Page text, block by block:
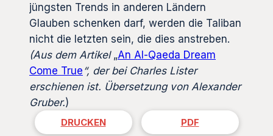
jüngsten Trends in anderen Ländern
Glauben schenken darf, werden die Taliban
nicht die letzten sein, die dies anstreben.
(Aus dem Artikel „An Al-Qaeda Dream
Come True “, der bei Charles Lister
erschienen ist. Übersetzung von Alexander
Gruber.)
DRUCKEN PDF